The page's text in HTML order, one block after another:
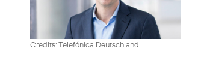
Credits: Telefónica Deutschland